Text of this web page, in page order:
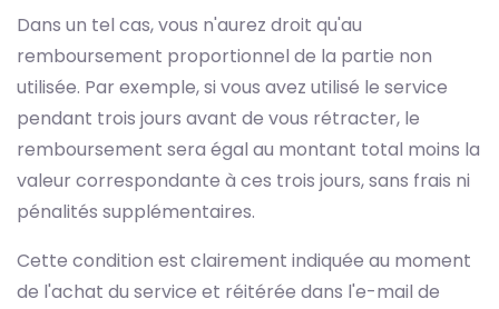
Dans un tel cas, vous n'aurez droit qu'au
remboursement proportionnel de la partie non
utilisée. Par exemple, si vous avez utilisé le service
pendant trois jours avant de vous rétracter, le
remboursement sera égal au montant total moins la
valeur correspondante à ces trois jours, sans frais ni
pénalités supplémentaires.
Cette condition est clairement indiquée au moment
de l'achat du service et réitérée dans l'e-mail de